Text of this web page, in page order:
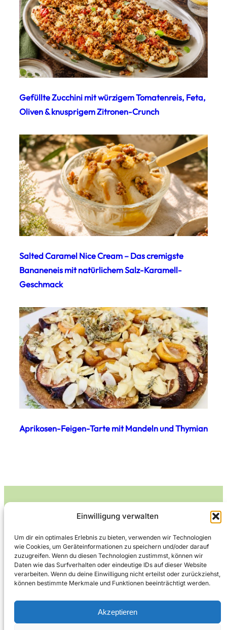
Einwilligung verwalten
Um dir ein optimales Erlebnis zu bieten, verwenden wir Technologien
wie Cookies, um Geräteinformationen zu speichern und/oder darauf
zuzugreifen. Wenn du diesen Technologien zustimmst, können wir
Daten wie das Surfverhalten oder eindeutige IDs auf dieser Website
verarbeiten. Wenn du deine Einwilligung nicht erteilst oder zurückziehst,
können bestimmte Merkmale und Funktionen beeinträchtigt werden.
Akzeptieren
Gefüllte Zucchini mit würzigem Tomatenreis, Feta,
Oliven & knusprigem Zitronen-Crunch
Salted Caramel Nice Cream – Das cremigste
Bananeneis mit natürlichem Salz-Karamell-
Geschmack
Aprikosen-Feigen-Tarte mit Mandeln und Thymian
Leckerlife
Lecker essen – gesund leben.
Kontakt